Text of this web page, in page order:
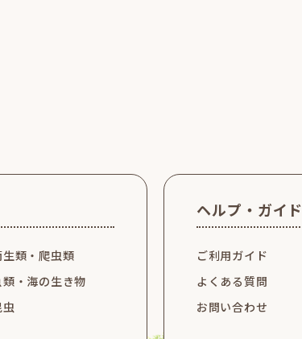
生類・爬虫類
類・海の生き物
虫
ヘルプ・ガイド
ご利用ガイド
よくある質問
お問い合わせ